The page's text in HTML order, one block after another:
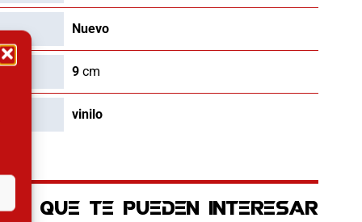
Nuevo
9 cm
vinilo
QUE TE PUEDEN INTERESAR